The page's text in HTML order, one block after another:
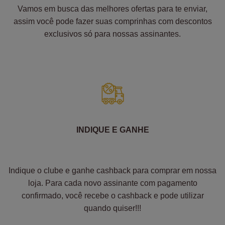
Vamos em busca das melhores ofertas para te enviar,
assim você pode fazer suas comprinhas com descontos
exclusivos só para nossas assinantes.
INDIQUE E GANHE
Indique o clube e ganhe cashback para comprar em nossa
loja. Para cada novo assinante com pagamento
confirmado, você recebe o cashback e pode utilizar
quando quiser!!!